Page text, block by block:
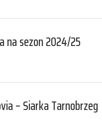
na sezon 2024/25
– Siarka Tarnobrzeg